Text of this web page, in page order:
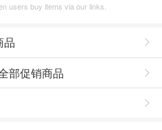
users buy items via our links.
品
部促销商品